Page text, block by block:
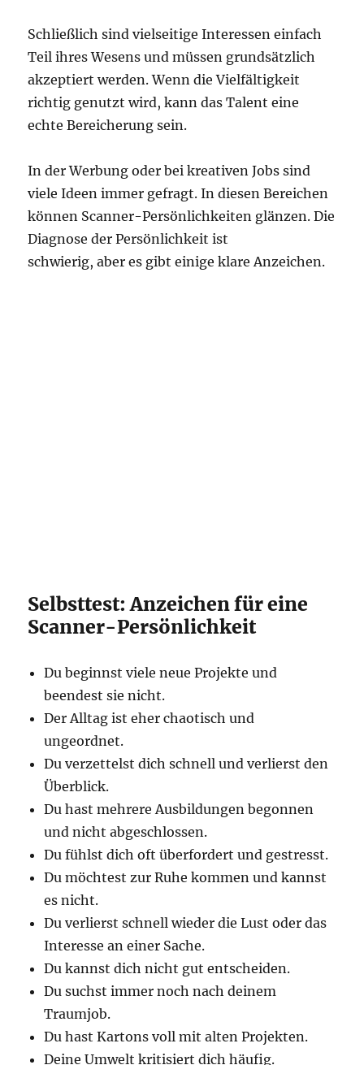
Schließlich sind vielseitige Interessen einfach
Teil ihres Wesens und müssen grundsätzlich
akzeptiert werden. Wenn die Vielfältigkeit
richtig genutzt wird, kann das Talent eine
echte Bereicherung sein.
In der Werbung oder bei kreativen Jobs sind
viele Ideen immer gefragt. In diesen Bereichen
können Scanner-Persönlichkeiten glänzen. Die
Diagnose der Persönlichkeit ist
schwierig, aber es gibt einige klare Anzeichen.
Selbsttest: Anzeichen für eine
Scanner-Persönlichkeit
Du beginnst viele neue Projekte und
beendest sie nicht.
Der Alltag ist eher chaotisch und
ungeordnet.
Du verzettelst dich schnell und verlierst den
Überblick.
Du hast mehrere Ausbildungen begonnen
und nicht abgeschlossen.
Du fühlst dich oft überfordert und gestresst.
Du möchtest zur Ruhe kommen und kannst
es nicht.
Du verlierst schnell wieder die Lust oder das
Interesse an einer Sache.
Du kannst dich nicht gut entscheiden.
Du suchst immer noch nach deinem
Traumjob.
Du hast Kartons voll mit alten Projekten.
Deine Umwelt kritisiert dich häufig.